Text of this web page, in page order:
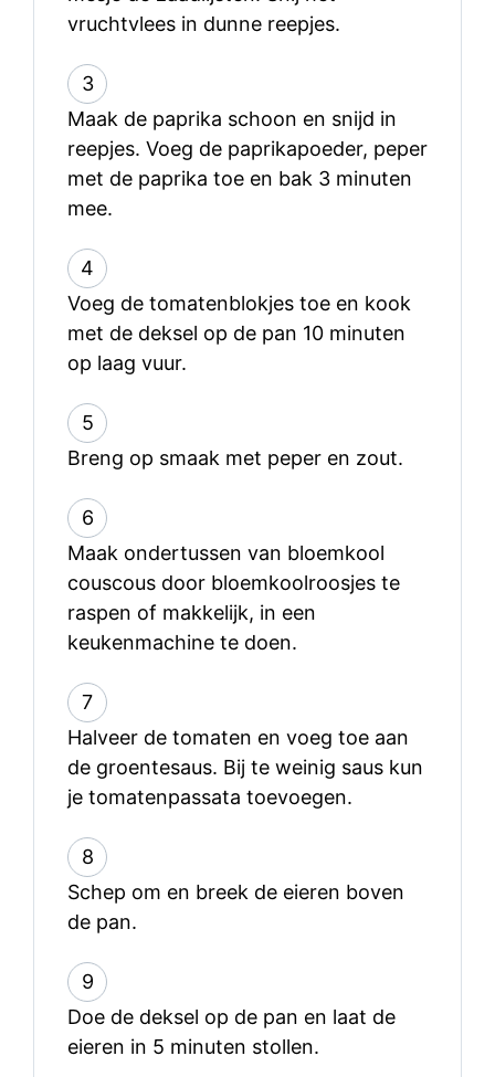
vruchtvlees in dunne reepjes.
3
Maak de paprika schoon en snijd in
reepjes. Voeg de paprikapoeder, peper
met de paprika toe en bak 3 minuten
mee.
4
Voeg de tomatenblokjes toe en kook
met de deksel op de pan 10 minuten
op laag vuur.
5
Breng op smaak met peper en zout.
6
Maak ondertussen van bloemkool
couscous door bloemkoolroosjes te
raspen of makkelijk, in een
keukenmachine te doen.
7
Halveer de tomaten en voeg toe aan
de groentesaus. Bij te weinig saus kun
je tomatenpassata toevoegen.
8
Schep om en breek de eieren boven
de pan.
9
Doe de deksel op de pan en laat de
eieren in 5 minuten stollen.